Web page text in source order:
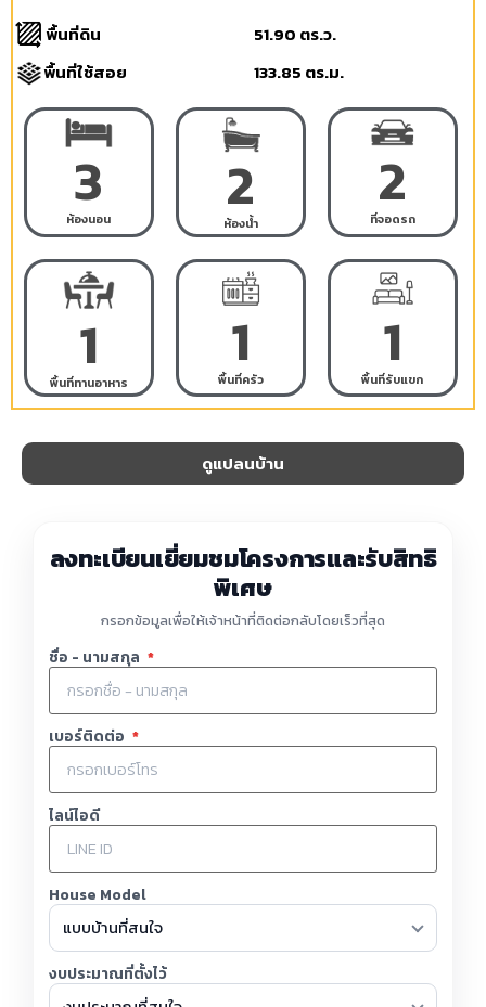
พื้นที่ดิน
51.90 ตร.ว.
พื้นที่ใช้สอย
133.85 ตร.ม.
3
ห้องนอน 2
ห้องน้ำ
2
ที่จอดรถ
1
พื้นที่ทานอาหาร
1
พื้นที่ครัว 1
พื้นที่รับแขก
ดูแปลนบ้าน
ลงทะเบียนเยี่ยมชมโครงการและรับสิทธิ
พิเศษ
กรอกข้อมูลเพื่อให้เจ้าหน้าที่ติดต่อกลับโดยเร็วที่สุด
ชื่อ - นามสกุล *
เบอร์ติดต่อ *
ไลน์ไอดี
House Model
งบประมาณที่ตั้งไว้